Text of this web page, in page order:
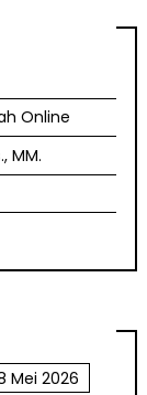
Online
MM.
Mei 2026